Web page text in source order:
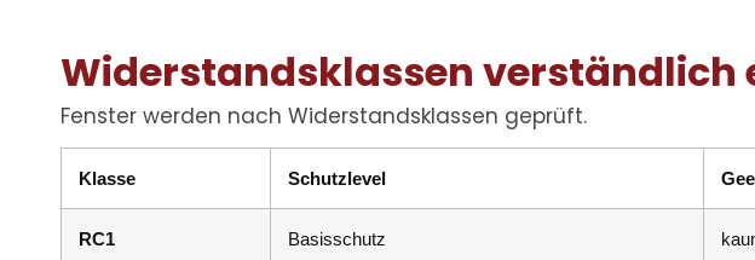
Widerstandsklassen verständlich
Fenster werden nach Widerstandsklassen geprüft.
Klasse Schutzlevel
RC1 Basisschutz